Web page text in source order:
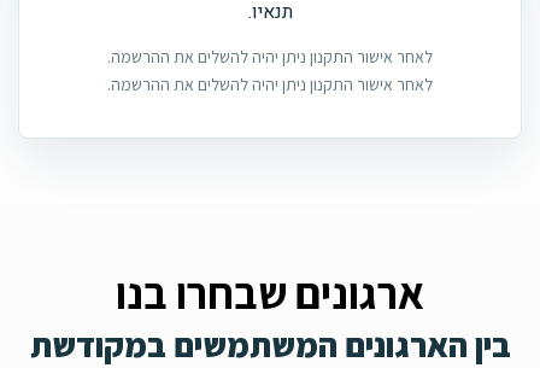
תנאיו.
לאחר אישור התקנון ניתן יהיה להשלים את ההרשמה.
לאחר אישור התקנון ניתן יהיה להשלים את ההרשמה.
ארגונים שבחרו בנו
בין הארגונים המשתמשים במקודשת